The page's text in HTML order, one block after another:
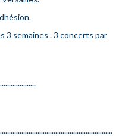
3 semaines . 3 concerts par